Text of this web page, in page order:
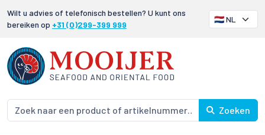
Wilt u advies of telefonisch bestellen? U kunt ons
bereiken op +31 (0)299-399 999
Zoeken